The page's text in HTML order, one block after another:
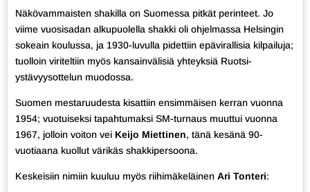
Näkövammaisten shakilla on Suomessa pitkät perinteet. Jo
viime vuosisadan alkupuolella shakki oli ohjelmassa Helsingin
sokeain koulussa, ja 1930-luvulla pidettiin epävirallisia kilpailuja;
tuolloin viriteltiin myös kansainvälisiä yhteyksiä Ruotsi-
ystävyysottelun muodossa.
Suomen mestaruudesta kisattiin ensimmäisen kerran vuonna
1954; vuotuiseksi tapahtumaksi SM-turnaus muuttui vuonna
1967, jolloin voiton vei Keijo Miettinen, tänä kesänä 90-
vuotiaana kuollut värikäs shakkipersoona.
Keskeisiin nimiin kuuluu myös riihimäkeläinen Ari Tonteri: